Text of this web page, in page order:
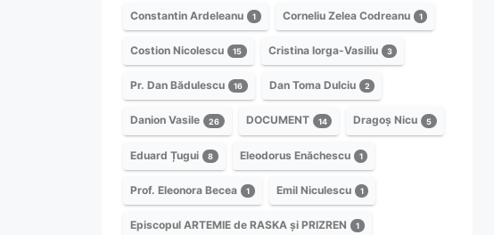
Constantin Ardeleanu 1 Corneliu Zelea Codreanu 1
Costion Nicolescu 15 Cristina Iorga-Vasiliu 3
Pr. Dan Bădulescu 16 Dan Toma Dulciu 2
Danion Vasile 26 DOCUMENT 14 Dragoș Nicu 5
Eduard Țugui 8 Eleodorus Enăchescu 1
Prof. Eleonora Becea 1 Emil Niculescu 1
Episcopul ARTEMIE de RASKA și PRIZREN 1